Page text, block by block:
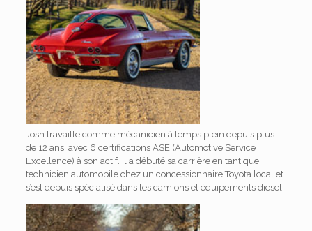
Josh travaille comme mécanicien à temps plein depuis plus
de 12 ans, avec 6 certifications ASE (Automotive Service
Excellence) à son actif. Il a débuté sa carrière en tant que
technicien automobile chez un concessionnaire Toyota local et
s’est depuis spécialisé dans les camions et équipements diesel.